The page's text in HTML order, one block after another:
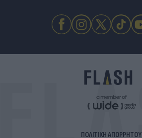
ΠΟΛΙΤΙΚΗ ΑΠΟΡΡΗΤΟΥ